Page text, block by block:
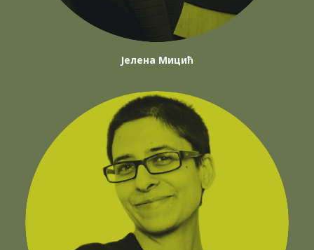
Јелена Мицић